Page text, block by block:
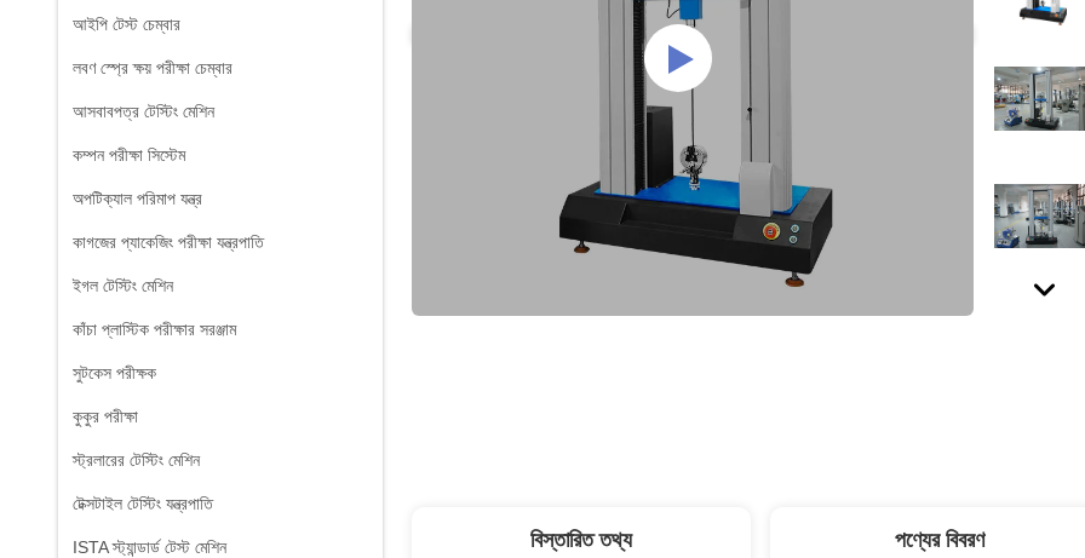
আইপি টেস্ট চেম্বার
লবণ স্প্রে ক্ষয় পরীক্ষা চেম্বার
আসবাবপত্র টেস্টিং মেশিন
কম্পন পরীক্ষা সিস্টেম
অপটিক্যাল পরিমাপ যন্ত্র
কাগজের প্যাকেজিং পরীক্ষা যন্ত্রপাতি
ইগল টেস্টিং মেশিন
কাঁচা প্লাস্টিক পরীক্ষার সরঞ্জাম
সুটকেস পরীক্ষক
কুকুর পরীক্ষা
স্ট্রলারের টেস্টিং মেশিন
টেক্সটাইল টেস্টিং যন্ত্রপাতি
ISTA স্ট্যান্ডার্ড টেস্ট মেশিন বিস্তারিত তথ্য পণ্যের বিবরণ